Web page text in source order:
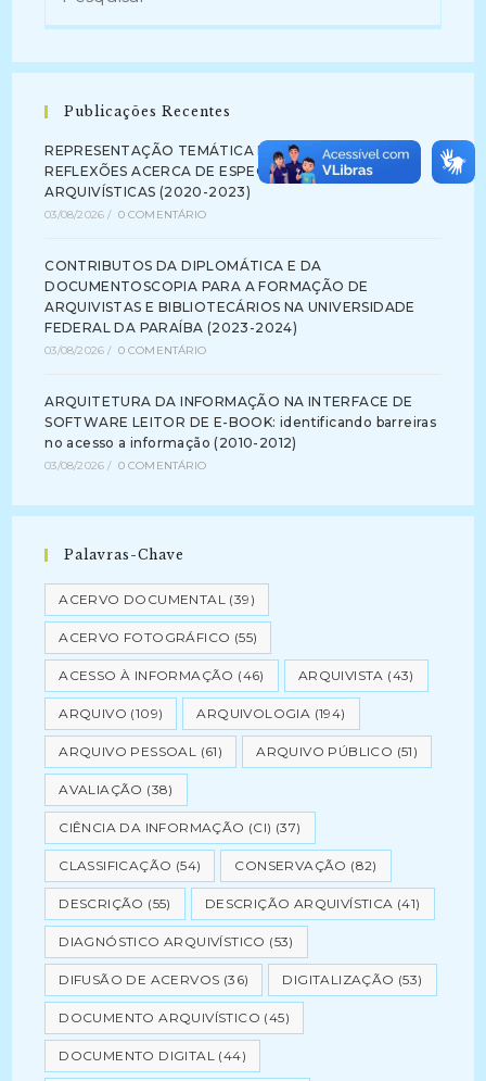
Publicações Recentes
REPRESENTAÇÃO TEMÁTICA DA INFORMAÇÃO:
REFLEXÕES ACERCA DE ESPECIFICIDADES
ARQUIVÍSTICAS (2020-2023)
03/08/2026 / 0 COMENTÁRIO
CONTRIBUTOS DA DIPLOMÁTICA E DA
DOCUMENTOSCOPIA PARA A FORMAÇÃO DE
ARQUIVISTAS E BIBLIOTECÁRIOS NA UNIVERSIDADE
FEDERAL DA PARAÍBA (2023-2024)
03/08/2026 / 0 COMENTÁRIO
ARQUITETURA DA INFORMAÇÃO NA INTERFACE DE
SOFTWARE LEITOR DE E-BOOK: identificando barreiras
no acesso a informação (2010-2012)
03/08/2026 / 0 COMENTÁRIO
Palavras-Chave
ACERVO DOCUMENTAL (39)
ACERVO FOTOGRÁFICO (55)
ACESSO À INFORMAÇÃO (46) ARQUIVISTA (43)
ARQUIVO (109) ARQUIVOLOGIA (194)
ARQUIVO PESSOAL (61) ARQUIVO PÚBLICO (51)
AVALIAÇÃO (38)
CIÊNCIA DA INFORMAÇÃO (CI) (37)
CLASSIFICAÇÃO (54) CONSERVAÇÃO (82)
DESCRIÇÃO (55) DESCRIÇÃO ARQUIVÍSTICA (41)
DIAGNÓSTICO ARQUIVÍSTICO (53)
DIFUSÃO DE ACERVOS (36) DIGITALIZAÇÃO (53)
DOCUMENTO ARQUIVÍSTICO (45)
DOCUMENTO DIGITAL (44)